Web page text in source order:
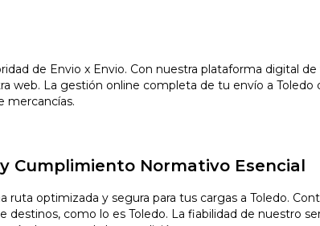
de Envio x Envio. Con nuestra plataforma digital
La gestión online completa de tu envío a Toledo
mercancías.
Cumplimiento Normativo Esencial
optimizada y segura para tus cargas a Toledo.
como lo es Toledo. La fiabilidad de nuestro